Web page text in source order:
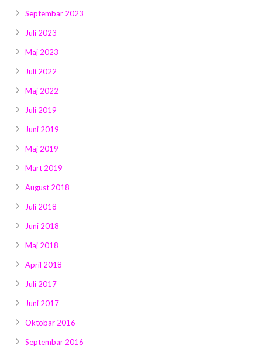
Septembar 2023
Juli 2023
Maj 2023
Juli 2022
Maj 2022
Juli 2019
Juni 2019
Maj 2019
Mart 2019
August 2018
Juli 2018
Juni 2018
Maj 2018
April 2018
Juli 2017
Juni 2017
Oktobar 2016
Septembar 2016